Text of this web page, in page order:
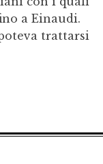
a Einaudi.
trattarsi